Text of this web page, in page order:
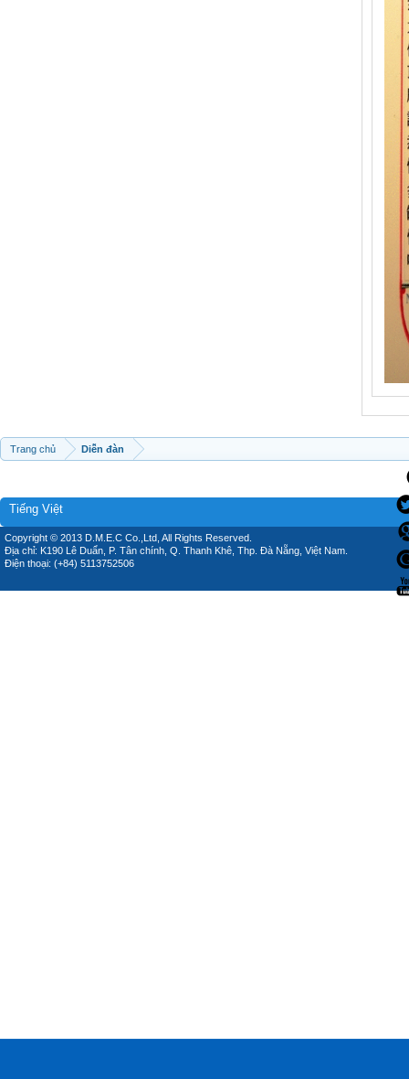
Trang chủ Diễn đàn
Tiếng Việt
Copyright © 2013 D.M.E.C Co.,Ltd, All Rights Reserved.
Địa chỉ: K190 Lê Duẩn, P. Tân chính, Q. Thanh Khê, Thp. Đà Nẵng, Việt Nam.
Điện thoại: (+84) 5113752506